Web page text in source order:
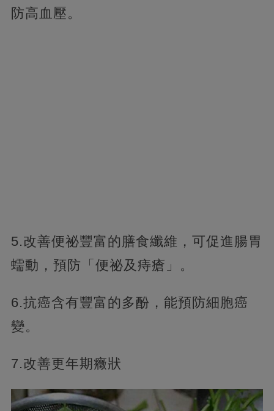
防高血壓。
5.改善便祕豐富的膳食纖維，可促進腸胃
蠕動，預防「便祕及痔瘡」。
6.抗癌含有豐富的多酚，能預防細胞癌
變。
7.改善更年期癥狀